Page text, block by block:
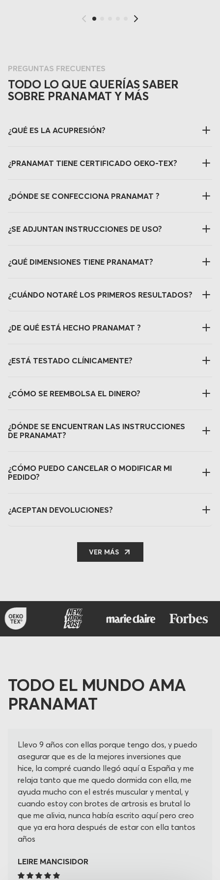
PREGUNTAS FRECUENTES
TODO LO QUE QUERÍAS SABER
SOBRE PRANAMAT Y MÁS
¿QUÉ ES LA ACUPRESIÓN?
¿PRANAMAT TIENE CERTIFICADO OEKO-TEX?
¿DÓNDE SE CONFECCIONA PRANAMAT ?
¿SE ADJUNTAN INSTRUCCIONES DE USO?
¿QUÉ DIMENSIONES TIENE PRANAMAT?
¿CUÁNDO NOTARÉ LOS PRIMEROS RESULTADOS?
¿DE QUÉ ESTÁ HECHO PRANAMAT ?
¿ESTÁ TESTADO CLÍNICAMENTE?
¿CÓMO SE REEMBOLSA EL DINERO?
¿DÓNDE SE ENCUENTRAN LAS INSTRUCCIONES
DE PRANAMAT?
¿CÓMO PUEDO CANCELAR O MODIFICAR MI
PEDIDO?
¿ACEPTAN DEVOLUCIONES?
VER MÁS
TODO EL MUNDO AMA
PRANAMAT
Llevo 9 años con ellas porque tengo dos, y puedo
asegurar que es de la mejores inversiones que
hice, la compré cuando llegó aquí a España y me
relaja tanto que me quedo dormida con ella, me
ayuda mucho con el estrés muscular y mental, y
cuando estoy con brotes de artrosis es brutal lo
que me alivia, nunca había escrito aquí pero creo
que ya era hora después de estar con ella tantos
años
LEIRE MANCISIDOR